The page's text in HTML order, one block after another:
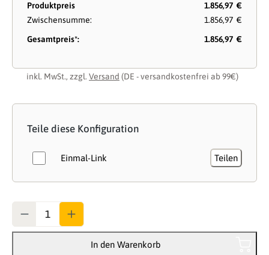
Produktpreis
1.856,97 €
Zwischensumme:
1.856,97 €
Gesamtpreis*:
1.856,97 €
inkl. MwSt., zzgl. Versand (DE - versandkostenfrei ab 99€)
Teile diese Konfiguration
Einmal-Link Teilen
In den Warenkorb